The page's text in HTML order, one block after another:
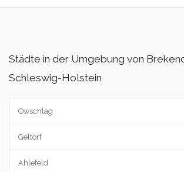
Städte in der Umgebung von
Schleswig-Holstein
Owschlag
Geltorf
Ahlefeld